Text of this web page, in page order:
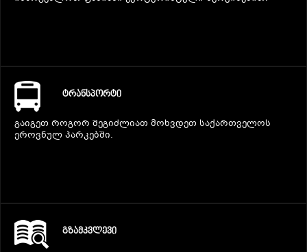
ᲢᲠᲐᲜᲡᲞᲝᲠᲢᲘ
გაიგეთ როგორ შეგიძლიათ მოხვდეთ საქართველოს
ეროვნულ პარკებში.
ᲒᲖᲐᲛᲙᲕᲚᲔᲕᲘ